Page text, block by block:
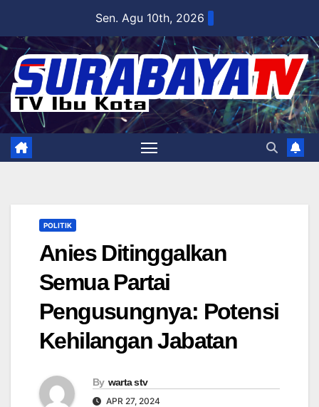
content
Sen. Agu 10th, 2026
POLITIK
Anies Ditinggalkan
Semua Partai
Pengusungnya: Potensi
Kehilangan Jabatan
By warta stv
APR 27, 2024